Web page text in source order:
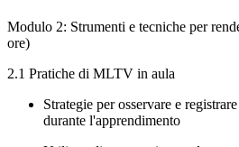
Modulo 2: Strumenti e tecniche per
ore)
2.1 Pratiche di MLTV in aula
Strategie per osservare e
durante l'apprendimento